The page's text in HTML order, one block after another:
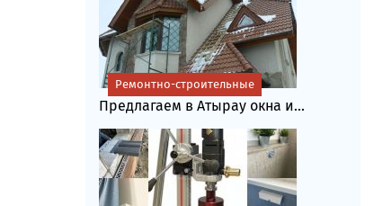
Предлагаем в Атырау окна и...
Ремонтно-строительные